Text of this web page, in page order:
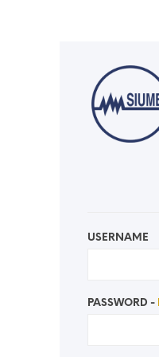
USERNAME
PASSWORD -